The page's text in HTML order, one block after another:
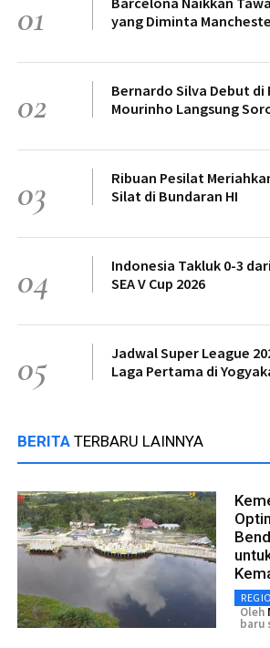
01
yang Diminta
02
Bernardo Silva Debut di
Mourinho Langsung
03
Ribuan Pesilat
Silat di Bundaran HI
04
Indonesia Takluk 0-3
SEA V Cup 2026
05
Jadwal Super League
Laga Pertama di
BERITA TERBARU LAINNYA
Oleh
baru